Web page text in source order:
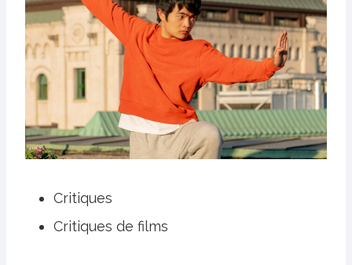
Critiques
Critiques de films